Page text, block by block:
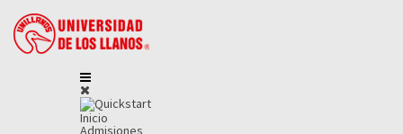
Inicio
Admisiones